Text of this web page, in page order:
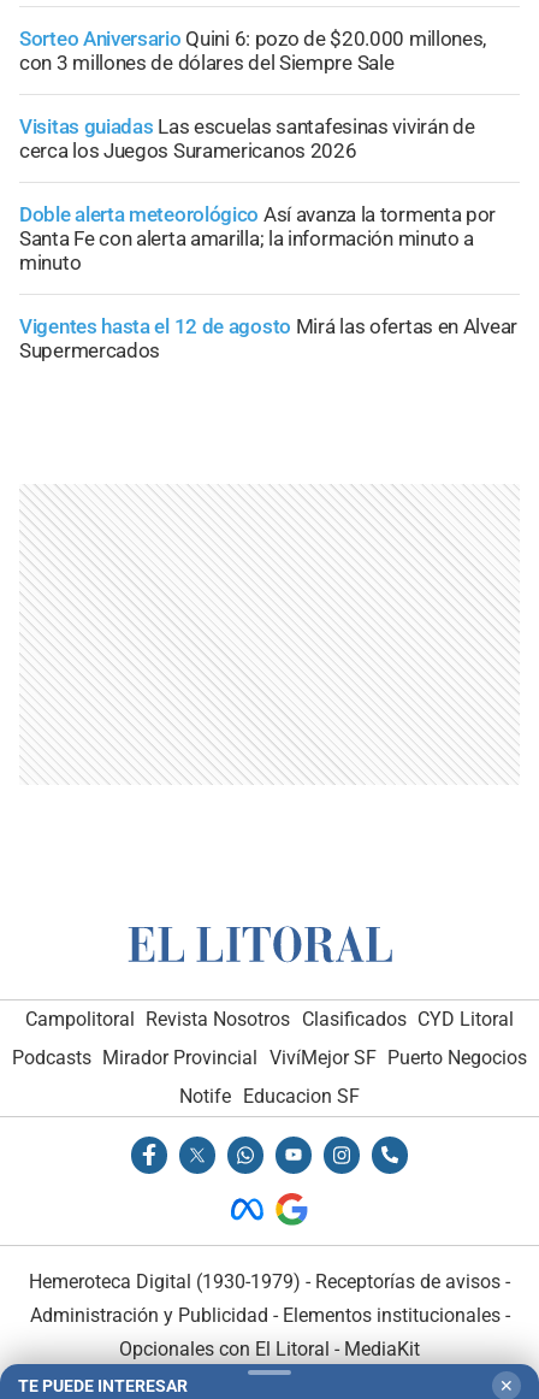
Sorteo Aniversario Quini 6: pozo de $20.000 millones,
con 3 millones de dólares del Siempre Sale
Visitas guiadas Las escuelas santafesinas vivirán de
cerca los Juegos Suramericanos 2026
Doble alerta meteorológico Así avanza la tormenta por
Santa Fe con alerta amarilla; la información minuto a
minuto
Vigentes hasta el 12 de agosto Mirá las ofertas en Alvear
Supermercados
Campolitoral Revista Nosotros Clasificados CYD Litoral
Podcasts Mirador Provincial VivíMejor SF Puerto Negocios
Notife
Educacion SF
Hemeroteca Digital (1930-1979) - Receptorías de avisos -
Administración y Publicidad - Elementos institucionales-
Opcionales con El Litoral - MediaKit
TE PUEDE INTERESAR ✕